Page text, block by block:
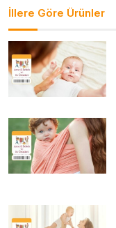
İllere Göre Ürünler